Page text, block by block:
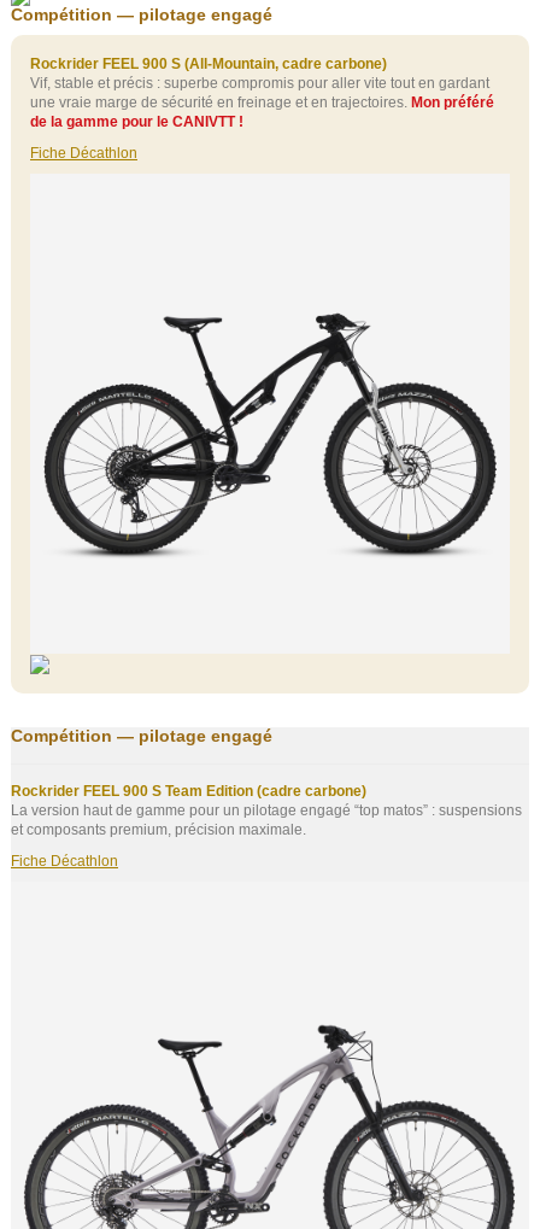
Compétition — pilotage engagé
Rockrider FEEL 900 S (All‑Mountain, cadre carbone)
Vif, stable et précis : superbe compromis pour aller vite tout en gardant
une vraie marge de sécurité en freinage et en trajectoires. Mon préféré
de la gamme pour le CANIVTT !
Fiche Décathlon
Compétition — pilotage engagé
Rockrider FEEL 900 S Team Edition (cadre carbone)
La version haut de gamme pour un pilotage engagé “top matos” : suspensions
et composants premium, précision maximale.
Fiche Décathlon